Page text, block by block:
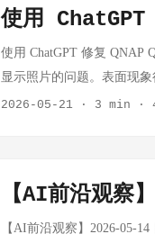
而是一个工程上的实际意
框架是 Python 的，
Python 框架会带来真实的
个代价。 Eino 是原生 Go
量数据库、某个可观测性
（EinoExt）已经帮你把这
等向量存储，直接接；
能清单，而是按“工程决策
/v1/messages ↓ 认证
验、token 估算、预扣费 ↓
Refund 完成结算或退款
使用 ChatGPT
使用 ChatGPT 修复 QNAP
显示照片的问题。表面现
完成索引，但 QuMagie 页
用的照片或视频。 此内容
来都正常： File Station 可
2026-05-21 · 3 min ·
【AI前沿观
【AI前沿观察】2026-05-